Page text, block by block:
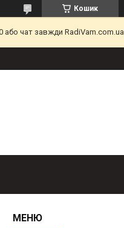
Кошик
або чат завжди RadiVam.com.ua